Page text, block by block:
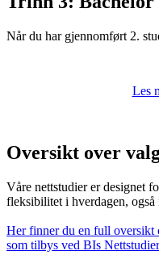
Når du har gjennomført 2.
Les
Oversikt over
Våre nettstudier er designet
fleksibilitet i hverdagen,
Her finner du en full oversikt
som tilbys ved BIs